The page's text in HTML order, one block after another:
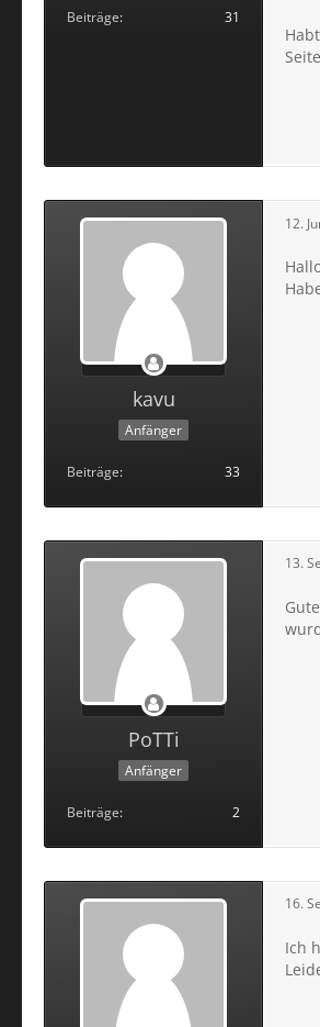
Beiträge 31
kavu
Anfänger
Beiträge 33
12.
PoTTi
Anfänger
Beiträge 2
13.
16.
Ich